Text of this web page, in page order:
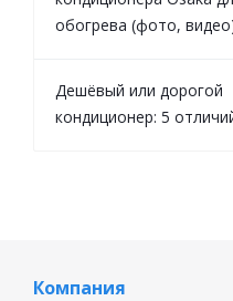
обогрева (фото,
Дешёвый или дорогой
кондиционер: 5
Компания